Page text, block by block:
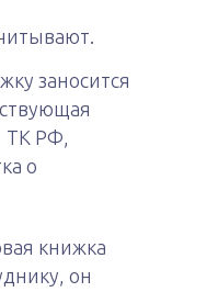
заносится
ТК РФ,
о
книжка
он